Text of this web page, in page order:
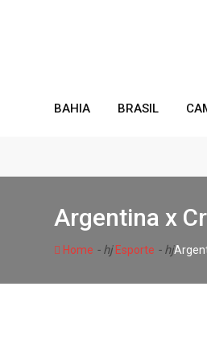
BAHIA BRASIL
Argentina x
Home - hjEsporte - hj